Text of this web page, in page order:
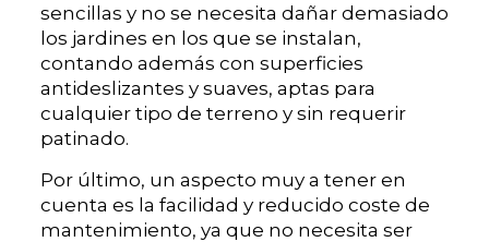
sencillas y no se necesita dañar demasiado
los jardines en los que se instalan,
contando además con superficies
antideslizantes y suaves, aptas para
cualquier tipo de terreno y sin requerir
patinado.
Por último, un aspecto muy a tener en
cuenta es la facilidad y reducido coste de
mantenimiento, ya que no necesita ser